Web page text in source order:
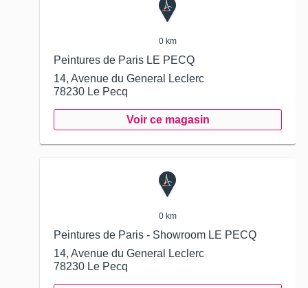
0 km
Peintures de Paris LE PECQ
14, Avenue du General Leclerc
78230 Le Pecq
Voir ce magasin
0 km
Peintures de Paris - Showroom LE PECQ
14, Avenue du General Leclerc
78230 Le Pecq